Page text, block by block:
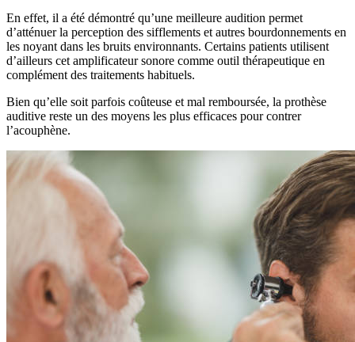
En effet, il a été démontré qu’une meilleure audition permet
d’atténuer la perception des sifflements et autres bourdonnements en
les noyant dans les bruits environnants. Certains patients utilisent
d’ailleurs cet amplificateur sonore comme outil thérapeutique en
complément des traitements habituels.
Bien qu’elle soit parfois coûteuse et mal remboursée, la prothèse
auditive reste un des moyens les plus efficaces pour contrer
l’acouphène.